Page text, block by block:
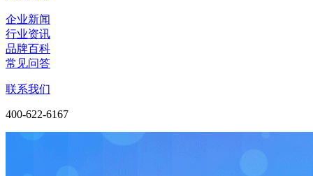
企业新闻
行业资讯
品牌百科
常见问答
联系我们
400-622-6167